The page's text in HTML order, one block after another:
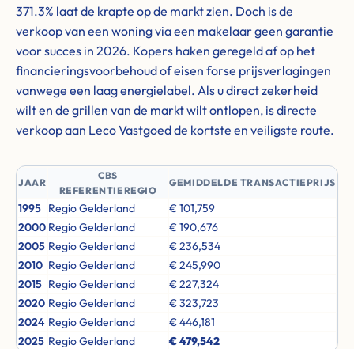
371.3% laat de krapte op de markt zien. Doch is de
verkoop van een woning via een makelaar geen garantie
voor succes in 2026. Kopers haken geregeld af op het
financieringsvoorbehoud of eisen forse prijsverlagingen
vanwege een laag energielabel. Als u direct zekerheid
wilt en de grillen van de markt wilt ontlopen, is directe
verkoop aan Leco Vastgoed de kortste en veiligste route.
JAAR
CBS
REFERENTIEREGIO
GEMIDDELDE TRANSACTIEPRIJS
1995 Regio Gelderland
€ 101,759
2000 Regio Gelderland
€ 190,676
2005 Regio Gelderland
€ 236,534
2010 Regio Gelderland
€ 245,990
2015 Regio Gelderland
€ 227,324
2020 Regio Gelderland
€ 323,723
2024 Regio Gelderland
€ 446,181
2025 Regio Gelderland € 479,542